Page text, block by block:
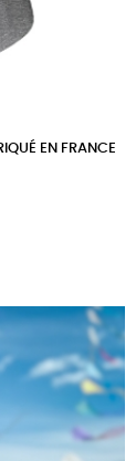
EN FRANCE